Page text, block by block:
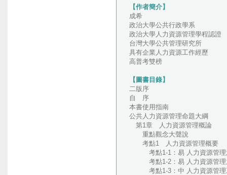
【作者簡介】
成希
政治大學公共行政學系
政治大學人力資源管理學程認證
台灣大學公共管理研究所
具有企業人力資源工作經歷
高普考雙榜
【圖書目錄】
二版序
自 序
本書使用指南
公共人力資源管理命題大綱
第1章 人力資源管理概論
重點觀念大聲說
考點1 人力資源管理概要
考點1-1：易 人力資源管理
考點1-2：易 人力資源管理之
考點1-3：中 人力資源管理工